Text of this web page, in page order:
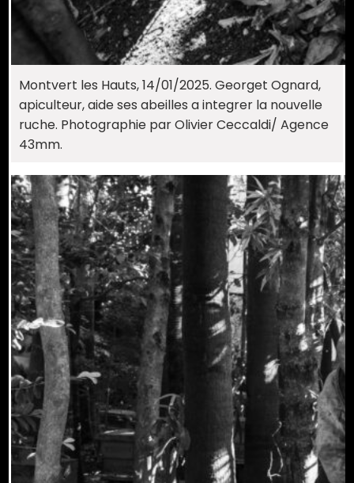
Montvert les Hauts, 14/01/2025. Georget Ognard,
apiculteur, aide ses abeilles a integrer la nouvelle
ruche. Photographie par Olivier Ceccaldi/ Agence
43mm.